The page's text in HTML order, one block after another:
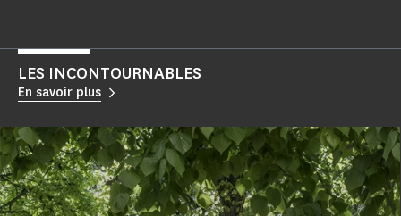
LES INCONTOURNABLES
En savoir plus